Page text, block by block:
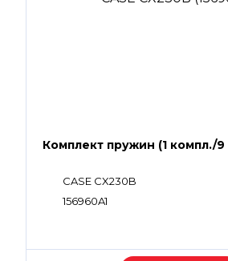
Комплект пружин (1 компл./
CASE CX230B
156960A1